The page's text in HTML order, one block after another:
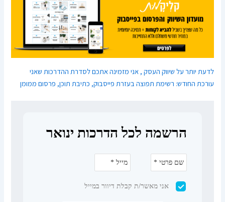
לדעת יותר על שיווק העסק , אני מזמינה אתכם לסדרת ההדרכות שאני
עורכת החודש: רשימת תפוצה בעזרת פייסבוק, כתיבת תוכן, פרסום ממומן